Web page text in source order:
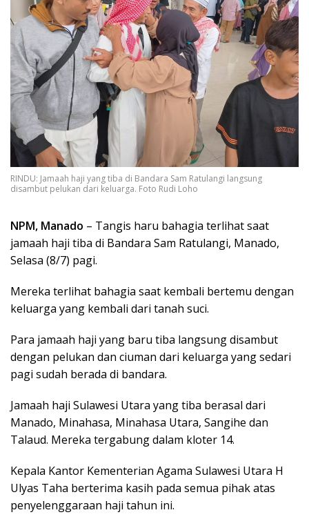
RINDU: Jamaah haji yang tiba di Bandara Sam Ratulangi langsung
disambut pelukan dari keluarga. Foto Rudi Loho
NPM, Manado – Tangis haru bahagia terlihat saat
jamaah haji tiba di Bandara Sam Ratulangi, Manado,
Selasa (8/7) pagi.
Mereka terlihat bahagia saat kembali bertemu dengan
keluarga yang kembali dari tanah suci.
Para jamaah haji yang baru tiba langsung disambut
dengan pelukan dan ciuman dari keluarga yang sedari
pagi sudah berada di bandara.
Jamaah haji Sulawesi Utara yang tiba berasal dari
Manado, Minahasa, Minahasa Utara, Sangihe dan
Talaud. Mereka tergabung dalam kloter 14.
Kepala Kantor Kementerian Agama Sulawesi Utara H
Ulyas Taha berterima kasih pada semua pihak atas
penyelenggaraan haji tahun ini.